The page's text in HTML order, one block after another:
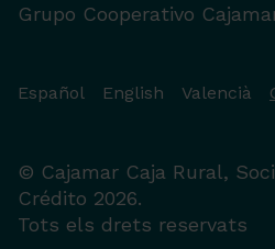
Grupo Cooperativo
Español English Valencià
© Cajamar Caja Rural,
Crédito 2026.
Tots els drets reservats